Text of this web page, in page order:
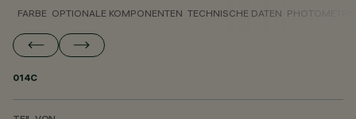
FARBE OPTIONALE KOMPONENTEN TECHNISCHE DATEN
014C